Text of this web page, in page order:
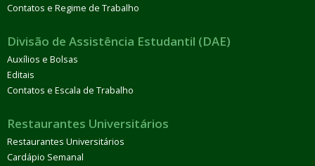
Contatos e Regime de Trabalho
Divisão de Assistência Estudantil (DAE)
Auxílios e Bolsas
Editais
Contatos e Escala de Trabalho
Restaurantes Universitários
Restaurantes Universitários
Cardápio Semanal